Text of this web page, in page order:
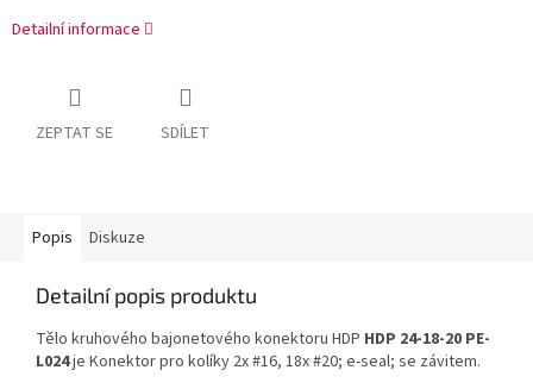
Detailní informace
ZEPTAT SE SDÍLET
Popis Diskuze
Detailní popis produktu
Tělo kruhového bajonetového konektoru HDP HDP 24-18-20 PE-
L024je Konektor pro kolíky 2x #16, 18x #20; e-seal; se závitem.